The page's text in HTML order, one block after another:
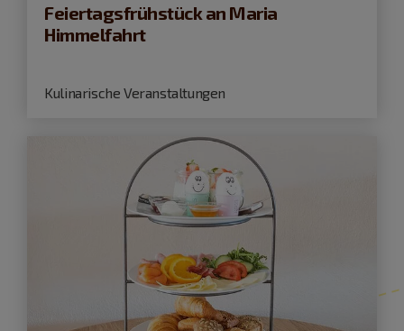
Feiertagsfrühstück an Maria
Himmelfahrt
Kulinarische Veranstaltungen